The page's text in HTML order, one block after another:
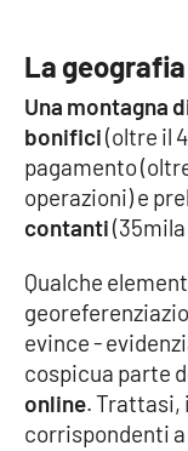
PROGETTI
SPECIALI
Buona Sanità
Destinazioni
Eventi
Food
La
Una montagna
bonifici(oltre il
pagamento
operazioni) e
contanti
Qualche
evince -
cospicua parte
online. Trattasi,
corrispondenti